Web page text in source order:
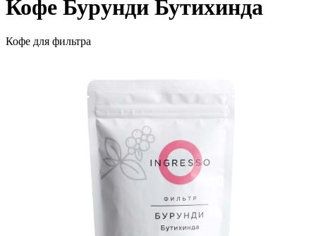
Кофе Бурунди Бутихинда
Кофе для фильтра